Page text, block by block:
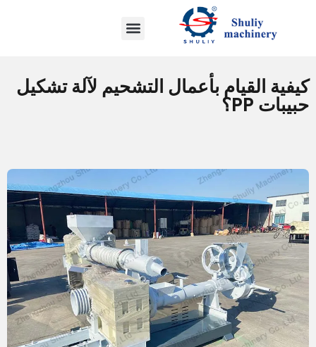
كيفية القيام بأعمال التشحيم لآلة تشكيل
حبيبات PP؟